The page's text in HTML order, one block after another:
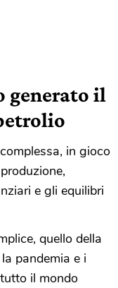
generato il
in gioco
e gli equilibri
quello della
pandemia e i
il mondo